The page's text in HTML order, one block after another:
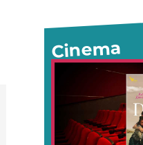
Cinema